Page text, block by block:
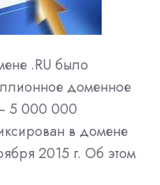
.RU было
доменное
5 000 000
в домене
2015 г. Об этом